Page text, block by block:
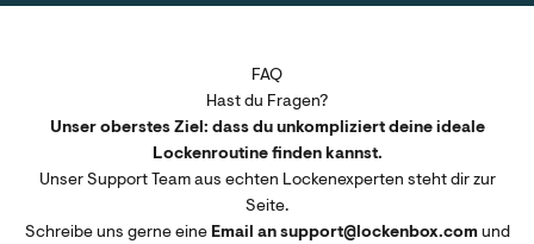
FAQ
Hast du Fragen?
Unser oberstes Ziel: dass du unkompliziert deine ideale
Lockenroutine finden kannst.
Unser Support Team aus echten Lockenexperten steht dir zur
Seite.
Schreibe uns gerne eine Email an support@lockenbox.comund